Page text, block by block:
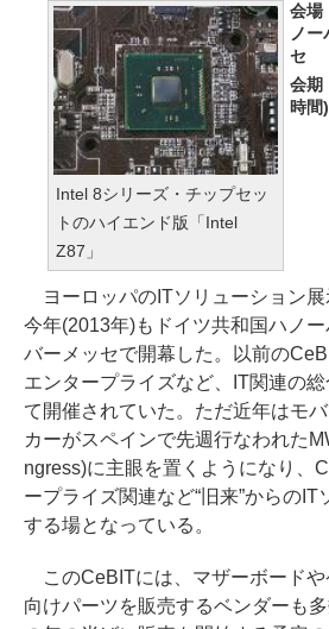
Intel 8シリーズ・チップセッ
トのハイエンド版「Intel
Z87」
会場
ノ
セ
会期
時間)
ヨーロッパのITソリューション展
今年(2013年)もドイツ共和国ハノ
バーメッセで開幕した。以前の
エンタープライズなど、IT関連の
て開催されていた。ただ近年はモ
カーがスペインで先週行なわれた
ngress)に主眼を置くようになり、
ープライズ関連など“旧来”からの
する場となっている。
このCeBITには、マザーボードや
向けパーツを販売するベンダーも